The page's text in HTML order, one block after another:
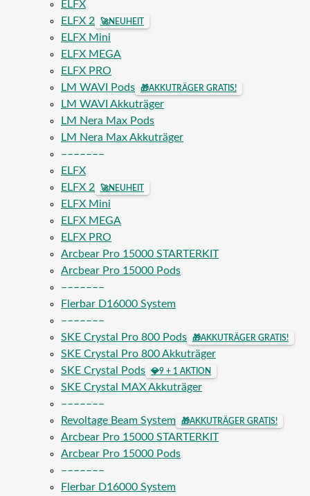
ELFX
ELFX 2
🚀NEUHEIT
ELFX Mini
ELFX MEGA
ELFX PRO
LM WAVI Pods
🎁AKKUTRÄGER GRATIS!
LM WAVI Akkuträger
LM Nera Max Pods
LM Nera Max Akkuträger
–––––––
ELFX
ELFX 2
🚀NEUHEIT
ELFX Mini
ELFX MEGA
ELFX PRO
Arcbear Pro 15000 STARTERKIT
Arcbear Pro 15000 Pods
–––––––
Flerbar D16000 System
–––––––
SKE Crystal Pro 800 Pods
🎁AKKUTRÄGER GRATIS!
SKE Crystal Pro 800 Akkuträger
SKE Crystal Pods
💎9 + 1 AKTION
SKE Crystal MAX Akkuträger
–––––––
Revoltage Beam System
🎁AKKUTRÄGER GRATIS!
Arcbear Pro 15000 STARTERKIT
Arcbear Pro 15000 Pods
–––––––
Flerbar D16000 System